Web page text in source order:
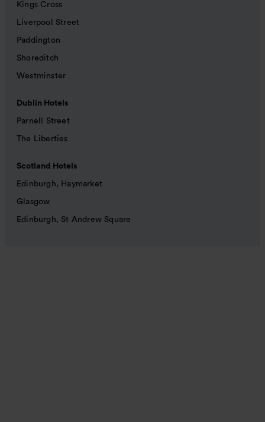
Kings Cross
Liverpool Street
Paddington
Shoreditch
Westminster
Dublin Hotels
Parnell Street
The Liberties
Scotland Hotels
Edinburgh, Haymarket
Glasgow
Edinburgh, St Andrew Square